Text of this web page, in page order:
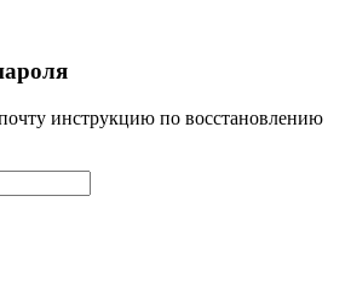
инструкцию по восстановлению